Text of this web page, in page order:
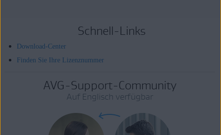
Schnell-Links
Download-Center
Finden Sie Ihre Lizenznummer
AVG-Support-Community
Auf Englisch verfügbar